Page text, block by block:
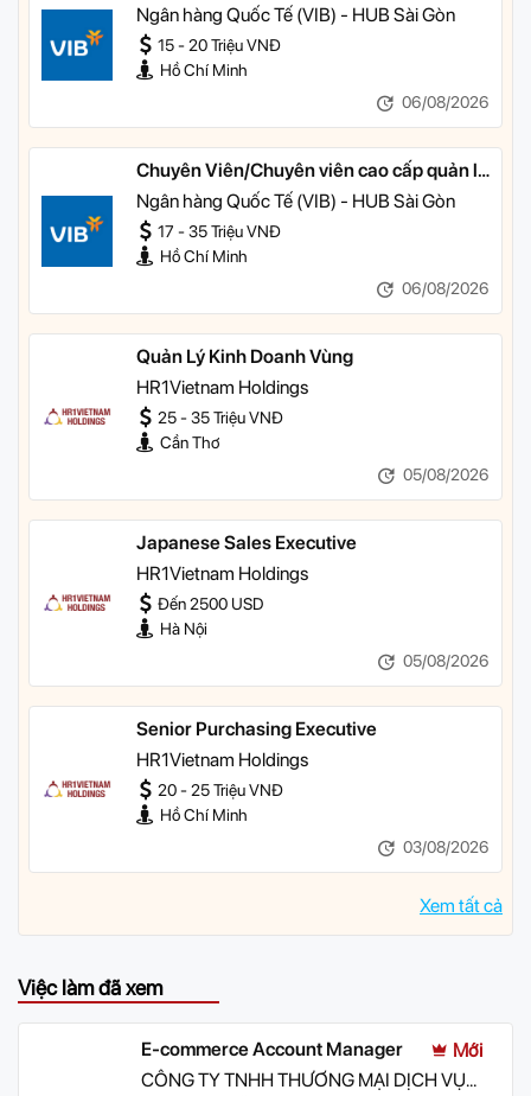
tài chính cá nhân
Ngân hàng Quốc Tế (VIB) - HUB Sài Gòn
15 - 20 Triệu VNĐ
Hồ Chí Minh
06/08/2026
Chuyên Viên/Chuyên viên cao cấp quản lý
khách hàng ưu tiên
Ngân hàng Quốc Tế (VIB) - HUB Sài Gòn
17 - 35 Triệu VNĐ
Hồ Chí Minh
06/08/2026
Quản Lý Kinh Doanh Vùng
HR1Vietnam Holdings
25 - 35 Triệu VNĐ
Cần Thơ
05/08/2026
Japanese Sales Executive
HR1Vietnam Holdings
Đến 2500 USD
Hà Nội
05/08/2026
Senior Purchasing Executive
HR1Vietnam Holdings
20 - 25 Triệu VNĐ
Hồ Chí Minh
03/08/2026
Xem tất cả
Việc làm đã xem
E-commerce Account Manager
Mới
CÔNG TY TNHH THƯƠNG MẠI DỊCH VỤ